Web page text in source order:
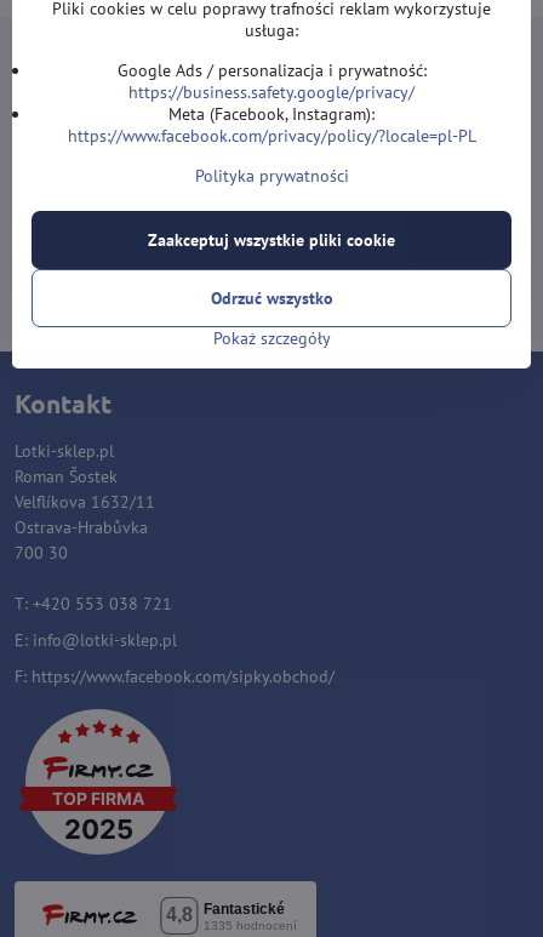
Newsletter
Zapisz się do naszego newslettera:
Chcę zapisać się do newslettera przez e-mail
Kontakt
Lotki-sklep.pl
Roman Šostek
Velflíkova 1632/11
Ostrava-Hrabůvka
700 30
T: +420 553 038 721
E: info@lotki-sklep.pl
F: https://www.facebook.com/sipky.obchod/
Pliki cookies w celu poprawy trafności reklam wykorzystuje
usługa:
Google Ads / personalizacja i prywatność:
https://business.safety.google/privacy/
Meta (Facebook, Instagram):
https://www.facebook.com/privacy/policy/?locale=pl-PL
Polityka prywatności
Pokaż szczegóły
Zaakceptuj wszystkie pliki cookie
Odrzuć wszystko